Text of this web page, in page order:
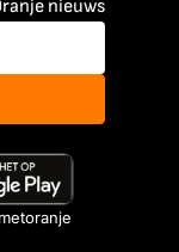
nieuws